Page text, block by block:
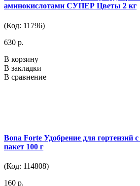
аминокислотами СУПЕР Цветы 2 кг
(Код: 11796)
630 р.
В корзину
В закладки
В сравнение
Bona Forte Удобрение для гортензий
пакет 100 г
(Код: 114808)
160 р.